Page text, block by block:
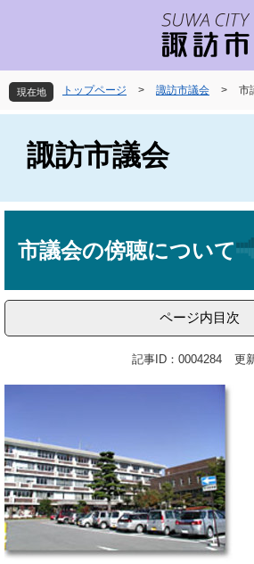
先
頭
を
飛
へ
現在地 トップページ > 諏訪市議会 > 市
諏訪市議会
市議会の傍聴について
ページ内目次
記事ID：0004284 更